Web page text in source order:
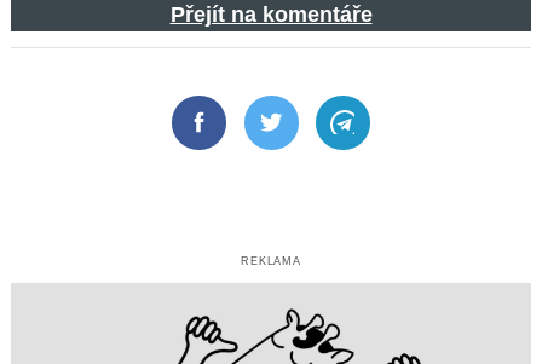
Přejít na komentáře
FacebookTwitter Telegram
REKLAMA